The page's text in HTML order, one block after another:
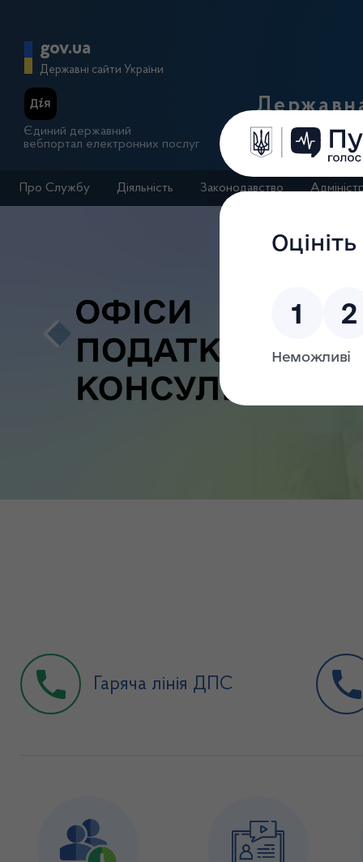
Головна сторінка Державної
gov.ua
Державні сайти України
Єдиний державний
вебпортал електронних послуг
Про Службу Діяльність Законодавство
Гаряча лінія ДПС